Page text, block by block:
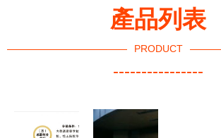
產品列表
PRODUCT
----------------